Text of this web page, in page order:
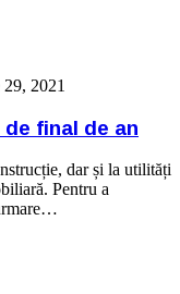
2021
final de an
dar și la utilități
Pentru a